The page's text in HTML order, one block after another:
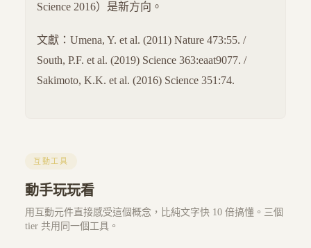
Science 2016）是新方向。
文獻：Umena, Y. et al. (2011) Nature 473:55. /
South, P.F. et al. (2019) Science 363:eaat9077. /
Sakimoto, K.K. et al. (2016) Science 351:74.
互動工具
動手玩玩看
用互動元件直接感受這個概念，比純文字快 10 倍搞懂。三個
tier 共用同一個工具。